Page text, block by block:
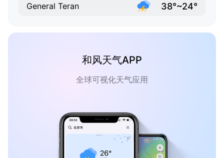
General Teran 38°~24°
和风天气APP
全球可视化天气应用